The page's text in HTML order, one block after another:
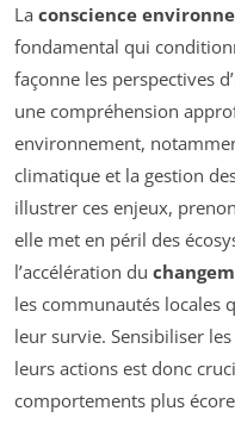
La conscience
fondamental qui
façonne les perspectives
une compréhension
environnement,
climatique et la gestion
illustrer ces enjeux,
elle met en péril des
l’accélération du
les communautés locales
leur survie. Sensibiliser
leurs actions est donc
comportements plus